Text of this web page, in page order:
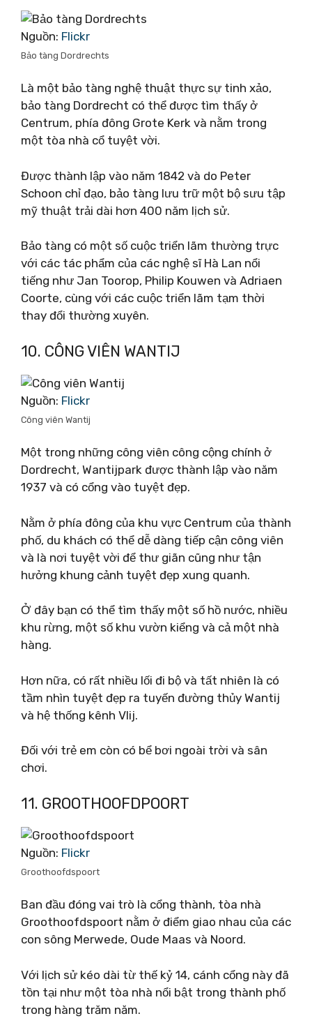
Nguồn: Flickr
Bảo tàng Dordrechts
Là một bảo tàng nghệ thuật thực sự tinh xảo,
bảo tàng Dordrecht có thể được tìm thấy ở
Centrum, phía đông Grote Kerk và nằm trong
một tòa nhà cổ tuyệt vời.
Được thành lập vào năm 1842 và do Peter
Schoon chỉ đạo, bảo tàng lưu trữ một bộ sưu tập
mỹ thuật trải dài hơn 400 năm lịch sử.
Bảo tàng có một số cuộc triển lãm thường trực
với các tác phẩm của các nghệ sĩ Hà Lan nổi
tiếng như Jan Toorop, Philip Kouwen và Adriaen
Coorte, cùng với các cuộc triển lãm tạm thời
thay đổi thường xuyên.
10. CÔNG VIÊN WANTIJ
Nguồn: Flickr
Công viên Wantij
Một trong những công viên công cộng chính ở
Dordrecht, Wantijpark được thành lập vào năm
1937 và có cổng vào tuyệt đẹp.
Nằm ở phía đông của khu vực Centrum của thành
phố, du khách có thể dễ dàng tiếp cận công viên
và là nơi tuyệt vời để thư giãn cũng như tận
hưởng khung cảnh tuyệt đẹp xung quanh.
Ở đây bạn có thể tìm thấy một số hồ nước, nhiều
khu rừng, một số khu vườn kiểng và cả một nhà
hàng.
Hơn nữa, có rất nhiều lối đi bộ và tất nhiên là có
tầm nhìn tuyệt đẹp ra tuyến đường thủy Wantij
và hệ thống kênh Vlij.
Đối với trẻ em còn có bể bơi ngoài trời và sân
chơi.
11. GROOTHOOFDPOORT
Nguồn: Flickr
Groothoofdspoort
Ban đầu đóng vai trò là cổng thành, tòa nhà
Groothoofdspoort nằm ở điểm giao nhau của các
con sông Merwede, Oude Maas và Noord.
Với lịch sử kéo dài từ thế kỷ 14, cánh cổng này đã
tồn tại như một tòa nhà nổi bật trong thành phố
trong hàng trăm năm.